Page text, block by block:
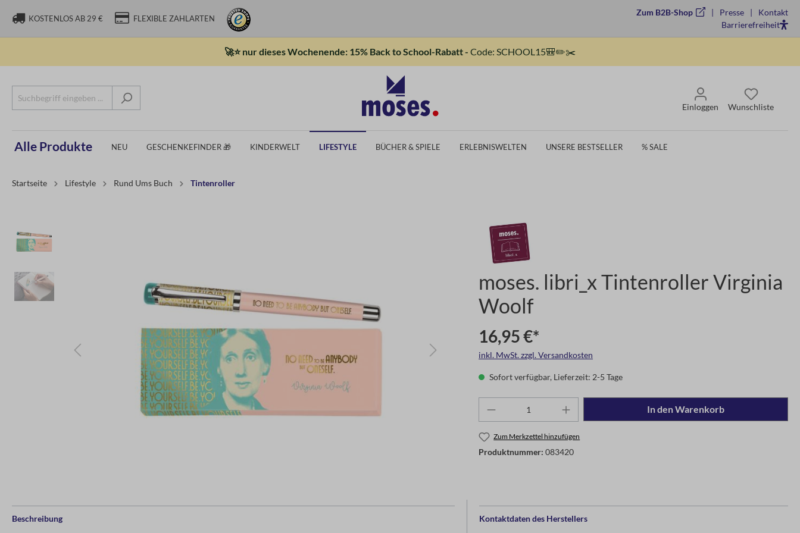
KOSTENLOS AB 29 € FLEXIBLE ZAHLARTEN
Zum B2B-Shop Presse
Kontakt
Barrierefreiheit
🚀⭐ nur dieses Wochenende: 15% Back to School-Rabatt - Code: SCHOOL15🎒✏️✂️
Einloggen Wunschliste
Alle Produkte NEU GESCHENKEFINDER 🎁 KINDERWELT LIFESTYLE BÜCHER & SPIELE ERLEBNISWELTEN UNSERE BESTSELLER % SALE
Startseite Lifestyle Rund Ums Buch Tintenroller
moses. libri_x Tintenroller Virginia
Woolf
16,95 €*
inkl. MwSt. zzgl. Versandkosten
Sofort verfügbar, Lieferzeit: 2-5 Tage
In den Warenkorb
Zum Merkzettel hinzufügen
Produktnummer: 083420
Beschreibung
Kontaktdaten des Herstellers